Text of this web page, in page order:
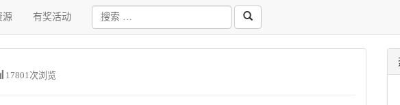
源 有奖活动
17801次浏览